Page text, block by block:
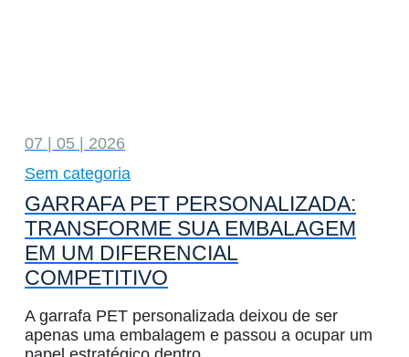
07 | 05 | 2026
Sem categoria
GARRAFA PET PERSONALIZADA:
TRANSFORME SUA EMBALAGEM
EM UM DIFERENCIAL
COMPETITIVO
A garrafa PET personalizada deixou de ser
apenas uma embalagem e passou a ocupar um